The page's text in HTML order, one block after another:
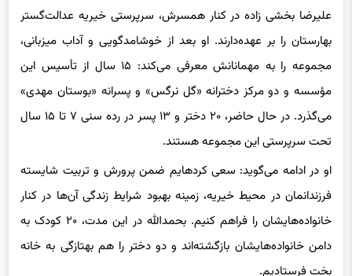
حس زندگی در کانون خانواده
علیرضا بخشی زاده در کنار همسرش، سرپرستی خیریه عدالت‌گستر
بهارستان را بر عهده‌دارند. او بعد از خوشامدگویی و آداب میزبانی،
مجموعه را به مهمانانش معرفی می‌کند: ۱۵ سال از تأسیس این
مؤسسه و دو مرکز دخترانه «گل نرگس» و پسرانه «بوستان مهدی»
تحت سرپرستی این مجموعه هستند.
او در ادامه می‌گوید: سعی کرده‎ایم ضمن پرورش و تربیت شایسته
فرزندانمان در محیط خیریه، زمینه بهبود شرایط زندگی آن‌ها در کنار
خانواده‌هایشان را فراهم کنیم. بحمدالله در این مدت، ۲۰ کودک به